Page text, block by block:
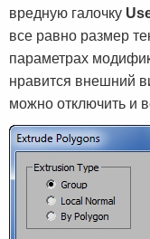
вредную галочку
все равно размер
параметрах
нравится внешний
можно отключить и